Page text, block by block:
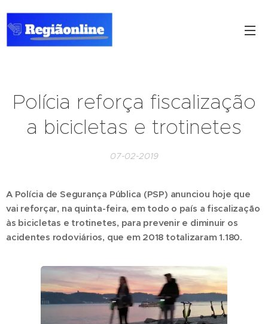
Polícia reforça fiscalização
a bicicletas e trotinetes
07-02-2019
A Polícia de Segurança Pública (PSP) anunciou hoje que
vai reforçar, na quinta-feira, em todo o país a fiscalização
às bicicletas e trotinetes, para prevenir e diminuir os
acidentes rodoviários, que em 2018 totalizaram 1.180.